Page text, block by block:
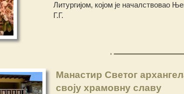
Литургијом, којом је началствовао
Г.Г.
Манастир Светог
своју храмовну славу